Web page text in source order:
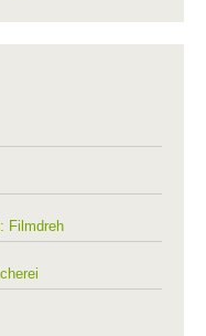
Filmdreh